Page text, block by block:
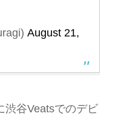
August 21,
渋谷Veatsでのデビ